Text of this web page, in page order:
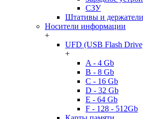
СЗУ
Штативы и держатели
Носители информации
+
UFD (USB Flash
+
A - 4 Gb
B - 8 Gb
C - 16 Gb
D - 32 Gb
E - 64 Gb
F - 128 - 512Gb